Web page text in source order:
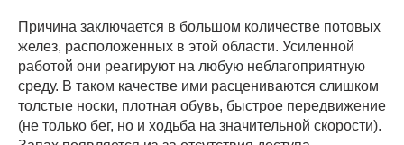
Причина заключается в большом количестве потовых
желез, расположенных в этой области. Усиленной
работой они реагируют на любую неблагоприятную
среду. В таком качестве ими расцениваются слишком
толстые носки, плотная обувь, быстрое передвижение
(не только бег, но и ходьба на значительной скорости).